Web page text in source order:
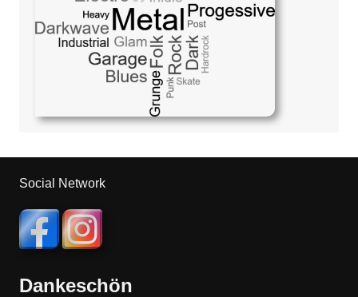
Social Network
Dankeschön